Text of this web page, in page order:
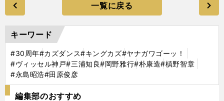
一覧に戻る
キーワード
#30周年#カズダンス#キングカズ#ヤナガワゴーッ！
#ヴィッセル神戸#三浦知良#岡野雅行#朴康造#槙野智章
#永島昭浩#田原俊彦
編集部のおすすめ